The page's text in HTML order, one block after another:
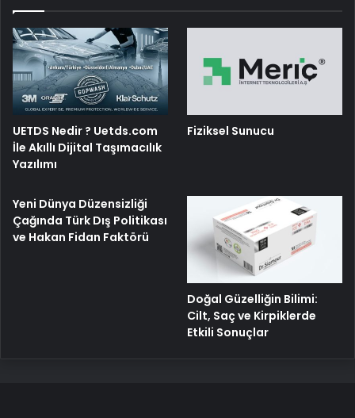
UETDS Nedir ? Uetds.com
İle Akıllı Dijital Taşımacılık
Yazılımı
Fiziksel Sunucu
Yeni Dünya Düzensizliği
Çağında Türk Dış Politikası
ve Hakan Fidan Faktörü
Doğal Güzelliğin Bilimi:
Cilt, Saç ve Kirpiklerde
Etkili Sonuçlar